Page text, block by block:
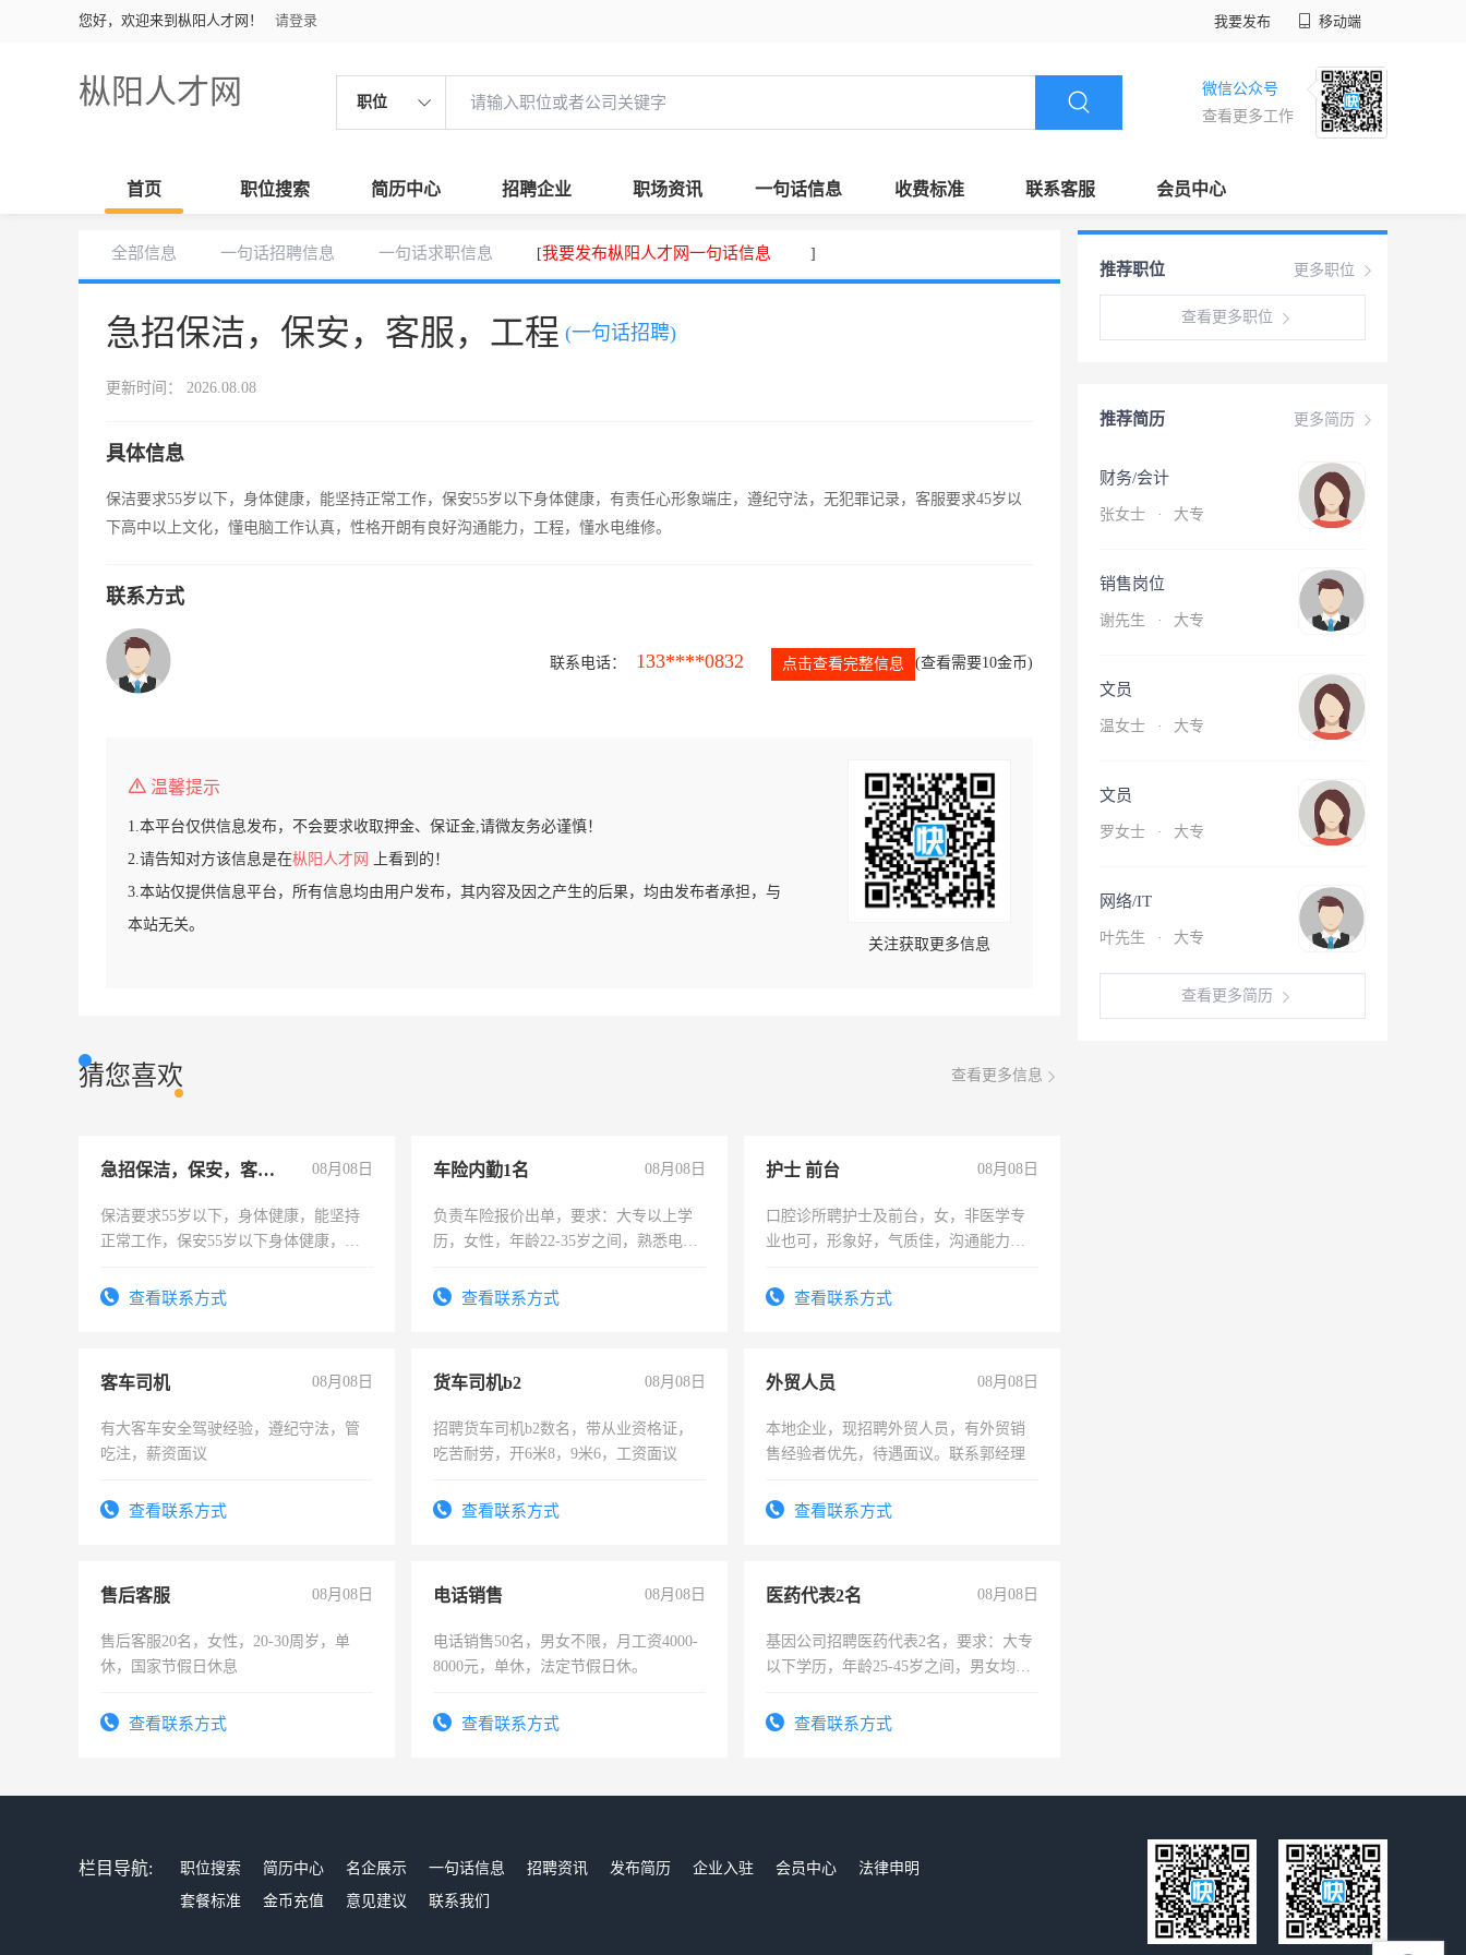
您好，欢迎来到枞阳人才网！ 请登录 我要发布 移动端
枞阳人才网 职位
微信公众号
查看更多工作
首页 职位搜索 简历中心 招聘企业 职场资讯 一句话信息 收费标准 联系客服 会员中心
全部信息 一句话招聘信息 一句话求职信息 [我要发布枞阳人才网一句话信息 ]
急招保洁，保安，客服，工程 (一句话招聘)
更新时间： 2026.08.08
具体信息
保洁要求55岁以下，身体健康，能坚持正常工作，保安55岁以下身体健康，有责任心形象端庄，遵纪守法，无犯罪记录，客服要求45岁以
下高中以上文化，懂电脑工作认真，性格开朗有良好沟通能力，工程，懂水电维修。
联系方式
联系电话： 133****0832 点击查看完整信息 (查看需要10金币)
温馨提示
1.本平台仅供信息发布，不会要求收取押金、保证金,请微友务必谨慎！
2.请告知对方该信息是在枞阳人才网
上看到的！
3.本站仅提供信息平台，所有信息均由用户发布，其内容及因之产生的后果，均由发布者承担，与
本站无关。
关注获取更多信息
猜您喜欢 查看更多信息
急招保洁，保安，客服，工程 08月08日
保洁要求55岁以下，身体健康，能坚持
正常工作，保安55岁以下身体健康，有
录，客服要求45岁以下高中以上文化，
查看联系方式
车险内勤1名 08月08日
负责车险报价出单，要求：大专以上学
历，女性，年龄22-35岁之间，熟悉电脑
试用期1-3个月，转正后交纳五险，
查看联系方式
护士 前台 08月08日
口腔诊所聘护士及前台，女，非医学专
业也可，形象好，气质佳，沟通能力
查看联系方式
客车司机 08月08日
有大客车安全驾驶经验，遵纪守法，管
吃注，薪资面议
查看联系方式
货车司机b2 08月08日
招聘货车司机b2数名，带从业资格证，
吃苦耐劳，开6米8，9米6，工资面议
查看联系方式
外贸人员 08月08日
本地企业，现招聘外贸人员，有外贸销
售经验者优先，待遇面议。联系郭经理
查看联系方式
售后客服 08月08日
售后客服20名，女性，20-30周岁，单
休，国家节假日休息
查看联系方式
电话销售 08月08日
电话销售50名，男女不限，月工资4000-
8000元，单休，法定节假日休。
查看联系方式
医药代表2名 08月08日
基因公司招聘医药代表2名，要求：大专
以下学历，年龄25-45岁之间，男女均
表或者有医学资质的优先，底薪+绩效，
查看联系方式
更多职位
推荐职位
查看更多职位
更多简历
推荐简历
财务/会计
张女士 · 大专
销售岗位
谢先生 · 大专
文员
温女士 · 大专
文员
罗女士 · 大专
网络/IT
叶先生 · 大专
查看更多简历
栏目导航: 职位搜索 简历中心 名企展示 一句话信息 招聘资讯 发布简历 企业入驻 会员中心
法律申明
套餐标准
金币充值 意见建议 联系我们